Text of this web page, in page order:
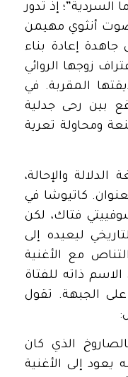
السردية”؛ إذ تدور
أنثوي مهيمن
جاهدة إعادة بناء
زوجها الروائي
المقربة. في
بين رحى جدلية
ومحاولة تعرية
الدلالة والإحالة،
كاتيوشا في
فتاك، لكن
ليعيده إلى
مع الأغنية
ذاته للفتاة
على الجبهة. تقول
الذي كان
يعود إلى الأغنية